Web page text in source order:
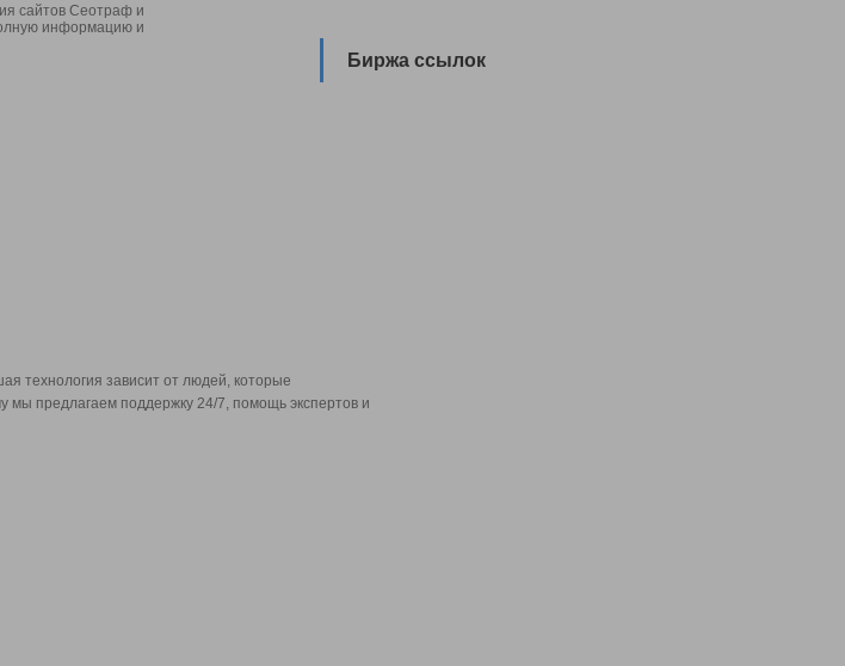
сайтов Сеотраф и
информацию и
Биржа ссылок
технология зависит от людей, которые
мы предлагаем поддержку 24/7, помощь экспертов и